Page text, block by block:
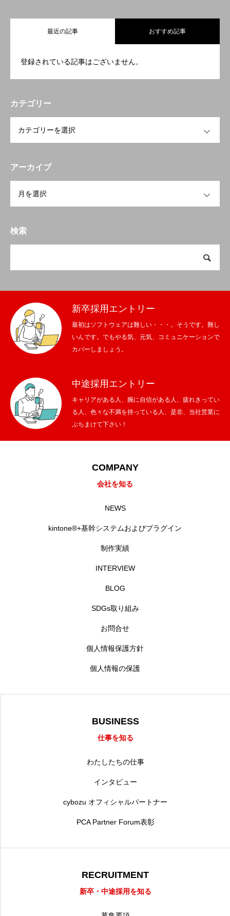
最近の記事 おすすめ記事
登録されている記事はございません。
カテゴリー
アーカイブ
検索
新卒採用エントリー
最初はソフトウェアは難しい・・・。そうです。難し
いんです。でもやる気、元気、コミュニケーションで
カバーしましょう。
中途採用エントリー
キャリアがある人、腕に自信がある人、疲れきってい
る人、色々な不満を持っている人、是非、当社営業に
ぶちまけて下さい！
COMPANY
会社を知る
NEWS
kintone®+基幹システムおよびプラグイン
制作実績
INTERVIEW
BLOG
SDGs取り組み
お問合せ
個人情報保護方針
個人情報の保護
BUSINESS
仕事を知る
わたしたちの仕事
インタビュー
cybozu オフィシャルパートナー
PCA Partner Forum表彰
RECRUITMENT
新卒・中途採用を知る